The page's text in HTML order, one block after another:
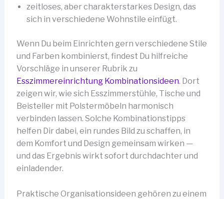
zeitloses, aber charakterstarkes Design, das
sich in verschiedene Wohnstile einfügt.
Wenn Du beim Einrichten gern verschiedene Stile
und Farben kombinierst, findest Du hilfreiche
Vorschläge in unserer Rubrik zu
Esszimmereinrichtung Kombinationsideen. Dort
zeigen wir, wie sich Esszimmerstühle, Tische und
Beisteller mit Polstermöbeln harmonisch
verbinden lassen. Solche Kombinationstipps
helfen Dir dabei, ein rundes Bild zu schaffen, in
dem Komfort und Design gemeinsam wirken —
und das Ergebnis wirkt sofort durchdachter und
einladender.
Praktische Organisationsideen gehören zu einem